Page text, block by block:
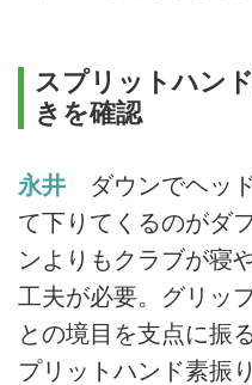
スプリットハン
きを確認
永井 ダウンでヘッ
て下りてくるのがダ
ンよりもクラブが寝
工夫が必要。グリッ
との境目を支点に振
プリットハンド素振